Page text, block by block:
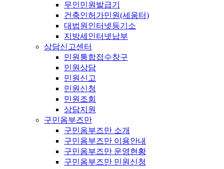
무인민원발급기
건축인허가민원(세움터)
대법원인터넷등기소
지방세인터넷납부
상담신고센터
민원통합접수창구
민원상담
민원신고
민원신청
민원조회
상담지원
구민옴부즈만
구민옴부즈만 소개
구민옴부즈만 이용안내
구민옴부즈만 운영현황
구민옴부즈만 민원신청